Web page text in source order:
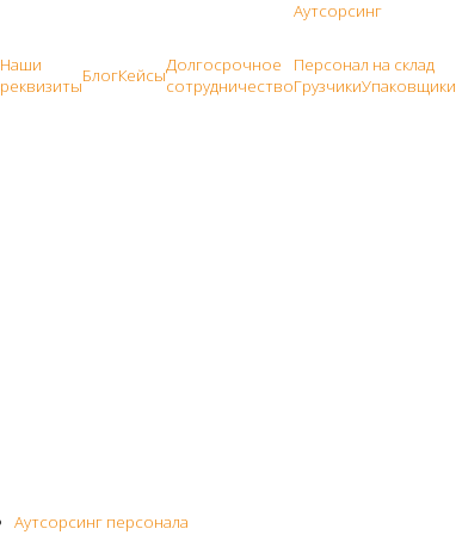
Наши
реквизитыБлогКейсыДолгосрочное
сотрудничество
Аутсорсинг
Персонал на склад
ГрузчикиУпаковщики
Аутсорсинг персонала